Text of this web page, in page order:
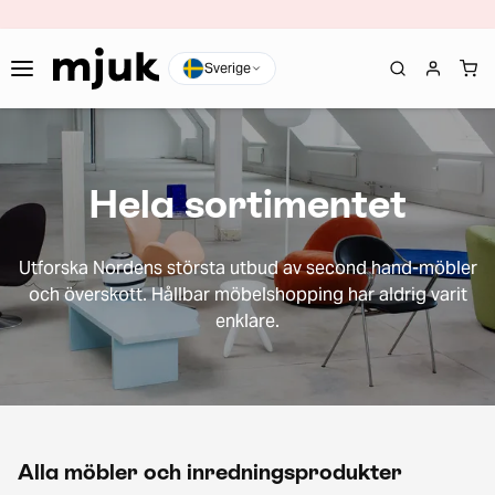
Sverige
Hela sortimentet
Utforska Nordens största utbud av second hand-möbler
och överskott. Hållbar möbelshopping har aldrig varit
enklare.
Alla möbler och inredningsprodukter